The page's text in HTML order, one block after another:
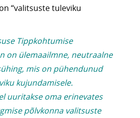
“valitsuste tuleviku
Tippkohtumise
on ülemaailmne, neutraalne
mis on pühendunud
kujundamisele.
uuritakse oma erinevates
põlvkonna valitsuste